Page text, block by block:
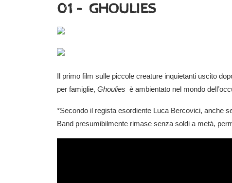
01 – GHOULIES
Il primo film sulle piccole creature inquietanti uscito
per famiglie, Ghoulies è ambientato nel mondo
*Secondo il regista esordiente Luca Bercovici, anche
Band presumibilmente rimase senza soldi a metà,